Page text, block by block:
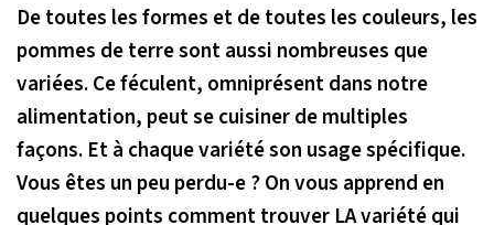
De toutes les formes et de toutes les couleurs, les
pommes de terre sont aussi nombreuses que
variées. Ce féculent, omniprésent dans notre
alimentation, peut se cuisiner de multiples
façons. Et à chaque variété son usage spécifique.
Vous êtes un peu perdu-e ? On vous apprend en
quelques points comment trouver LA variété qui